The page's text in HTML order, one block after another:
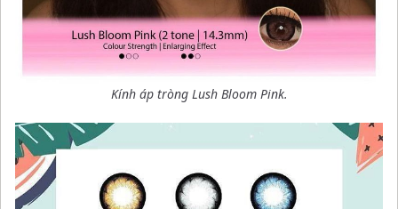
Kính áp tròng Lush Bloom Pink.